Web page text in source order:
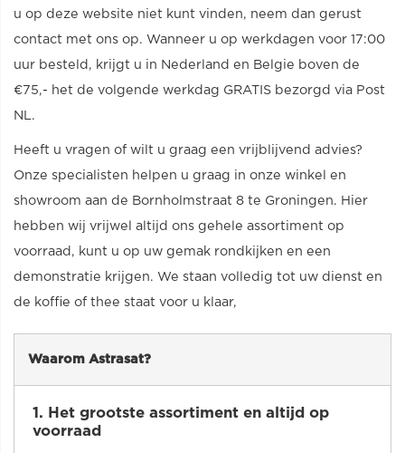
u op deze website niet kunt vinden, neem dan gerust
contact met ons op. Wanneer u op werkdagen voor 17:00
uur besteld, krijgt u in Nederland en Belgie boven de
€75,- het de volgende werkdag GRATIS bezorgd via Post
NL.
Heeft u vragen of wilt u graag een vrijblijvend advies?
Onze specialisten helpen u graag in onze winkel en
showroom aan de Bornholmstraat 8 te Groningen. Hier
hebben wij vrijwel altijd ons gehele assortiment op
voorraad, kunt u op uw gemak rondkijken en een
demonstratie krijgen. We staan volledig tot uw dienst en
de koffie of thee staat voor u klaar,
Waarom Astrasat?
1. Het grootste assortiment en altijd op
voorraad